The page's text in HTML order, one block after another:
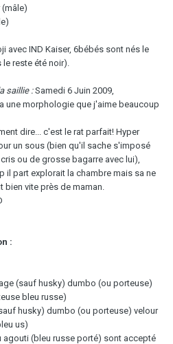
(mâle)
avec IND Kaiser, 6bébés sont nés le
reste été noir).
saillie :Samedi 6 Juin 2009,
une morphologie que j'aime beaucoup
dire... c'est le rat parfait! Hyper
un sous (bien qu'il sache s'imposé
ou de grosse bagarre avec lui),
il part explorait la chambre mais sa ne
vite près de maman.
:
(sauf husky) dumbo (ou porteuse)
bleu russe)
husky) dumbo (ou porteuse) velour
us)
agouti (bleu russe porté) sont accepté